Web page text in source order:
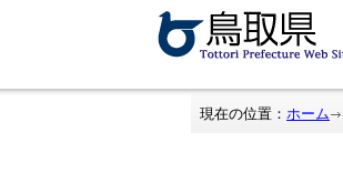
現在の位置： ホーム